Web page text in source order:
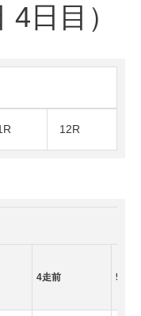
日目）
12R
4走前 5走前